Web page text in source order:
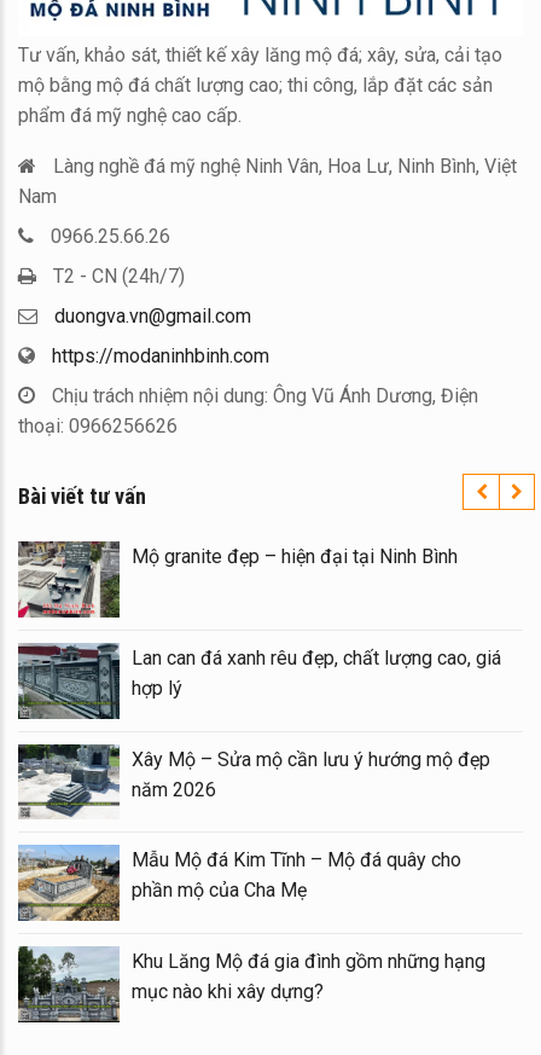
Tư vấn, khảo sát, thiết kế xây lăng mộ đá; xây, sửa, cải tạo
mộ bằng mộ đá chất lượng cao; thi công, lắp đặt các sản
phẩm đá mỹ nghệ cao cấp.
Làng nghề đá mỹ nghệ Ninh Vân, Hoa Lư, Ninh Bình, Việt
Nam
0966.25.66.26
T2 - CN (24h/7)
duongva.vn@gmail.com
https://modaninhbinh.com
Chịu trách nhiệm nội dung: Ông Vũ Ánh Dương, Điện
thoại: 0966256626
Bài viết tư vấn
– Đá
Ninh
Mẫu
đá
Lăng
Mộ granite đẹp – hiện đại tại Ninh Bình
Lan can đá xanh rêu đẹp, chất lượng
Xây Mộ – Sửa mộ cần lưu ý hướng mộ
năm 2026
Mẫu Mộ đá Kim Tĩnh – Mộ đá quây cho
phần mộ của Cha Mẹ
Khu Lăng Mộ đá gia đình gồm những
mục nào khi xây dựng?